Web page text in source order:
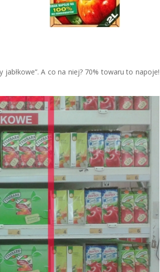
A co na niej? 70% towaru to napoje!